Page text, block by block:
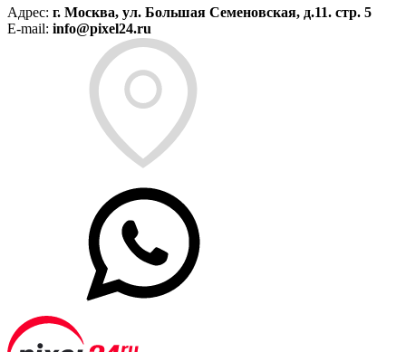
Адрес: г. Москва, ул. Большая Семеновская, д.11. стр. 5
E-mail: info@pixel24.ru